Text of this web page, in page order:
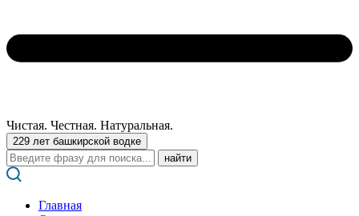
Чистая. Честная. Натуральная.
229 лет башкирской водке
Поиск:
Главная